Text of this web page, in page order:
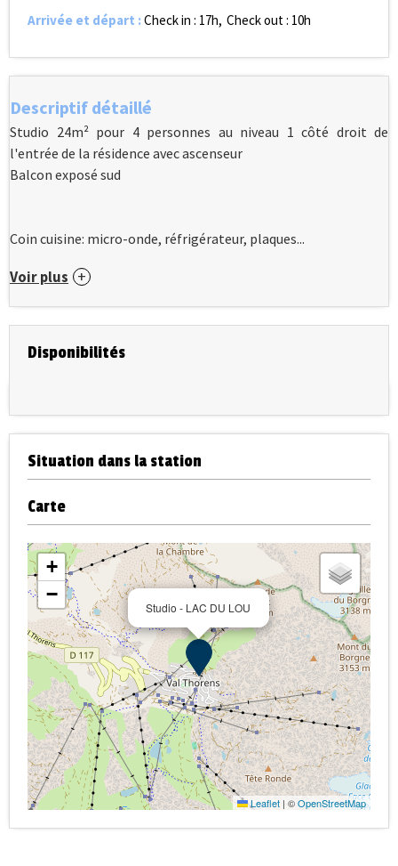
Arrivée et départ :Check in : 17h Check out : 10h
Descriptif détaillé
Studio 24m² pour 4 personnes au niveau 1 côté droit de
l'entrée de la résidence avec ascenseur
Balcon exposé sud
Coin cuisine: micro-onde, réfrigérateur, plaques...
Voir plus
Disponibilités
Situation dans la station
Carte
Studio - LAC DU LOU
+
−
Leaflet | ©OpenStreetMap